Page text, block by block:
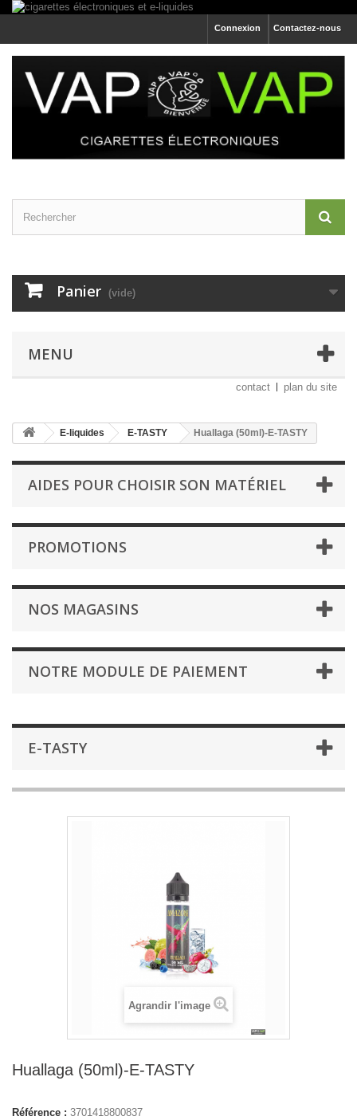
Contactez-nous
Connexion
Panier (vide)
MENU
contact plan du site
E-liquides E-TASTY Huallaga (50ml)-E-TASTY
AIDES POUR CHOISIR SON MATÉRIEL
PROMOTIONS
NOS MAGASINS
NOTRE MODULE DE PAIEMENT
E-TASTY
Agrandir l'image
Huallaga (50ml)-E-TASTY
Référence : 3701418800837